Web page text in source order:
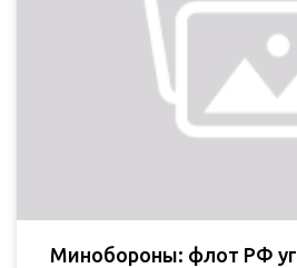
Минобороны: флот РФ